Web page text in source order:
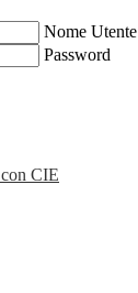
Nome Utente
Password
CIE